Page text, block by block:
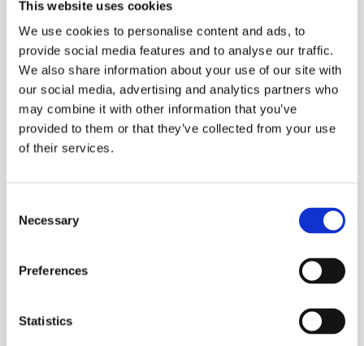
This website uses cookies
We use cookies to personalise content and ads, to
provide social media features and to analyse our traffic.
We also share information about your use of our site with
our social media, advertising and analytics partners who
may combine it with other information that you’ve
provided to them or that they’ve collected from your use
of their services.
Selection
Necessary
Preferences
Statistics
designers CX/UX et d'analystes de données,
revendique plus de 20 ans d'expérience dans la
transformation digitale, le conseil technologique et
les services de CRM et d'automatisation du
marketing. Depuis 2010, l'entreprise développe
également des solutions basées sur l'IA, encore
développement international, afin de renforcer sa
notamment l'Italie (où se trouve son siège),
l'Allemagne, l'Espagne, le Royaume-Uni et les Pays-
En combinant ces capacités et services, Assist